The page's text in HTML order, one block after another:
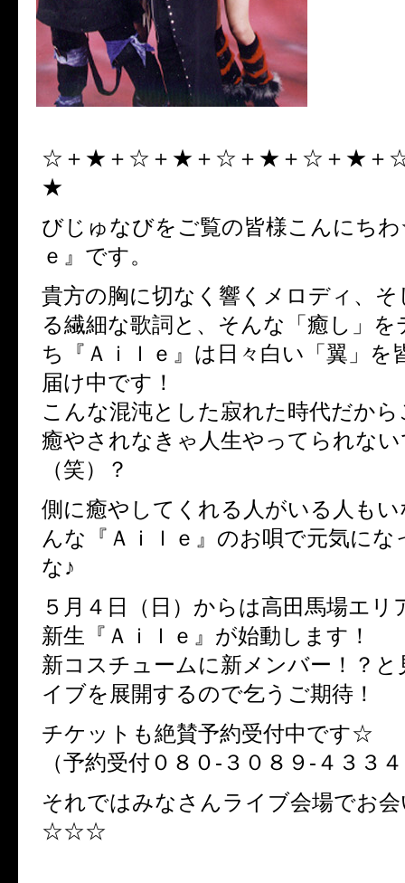
☆＋★＋☆＋★＋☆＋★＋☆＋★＋
★
びじゅなびをご覧の皆様こんにち
ｅ』です。
貴方の胸に切なく響くメロディ、
る繊細な歌詞と、そんな「癒し」を
ち『Ａｉｌｅ』は日々白い「翼」を
届け中です！
こんな混沌とした寂れた時代だか
癒やされなきゃ人生やってられな
（笑）？
側に癒やしてくれる人がいる人も
んな『Ａｉｌｅ』のお唄で元気に
な♪
５月４日（日）からは高田馬場エリ
新生『Ａｉｌｅ』が始動します！
新コスチュームに新メンバー！？と
イブを展開するので乞うご期待！
チケットも絶賛予約受付中です☆
（予約受付０８０‐３０８９‐４３３
それではみなさんライブ会場でお
☆☆☆